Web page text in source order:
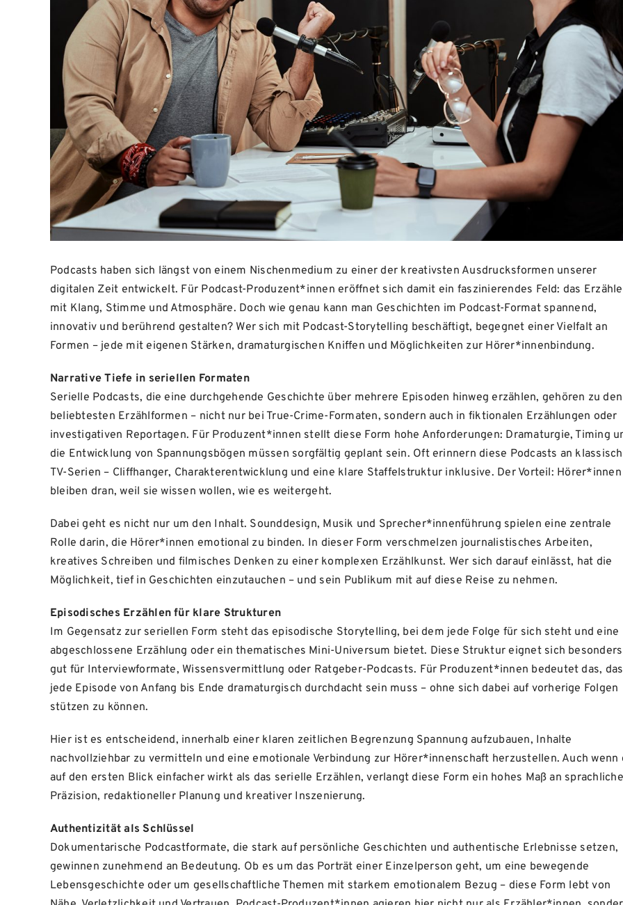
Podcasts haben sich längst von einem Nischenmedium zu einer der kreativsten Ausdrucksformen unserer
digitalen Zeit entwickelt. Für Podcast-Produzent*innen eröffnet sich damit ein faszinierendes Feld: das
mit Klang, Stimme und Atmosphäre. Doch wie genau kann man Geschichten im Podcast-Format spannend,
innovativ und berührend gestalten? Wer sich mit Podcast-Storytelling beschäftigt, begegnet einer Vielfalt an
Formen – jede mit eigenen Stärken, dramaturgischen Kniffen und Möglichkeiten zur Hörer*innenbindung.
Narrative Tiefe in seriellen Formaten
Serielle Podcasts, die eine durchgehende Geschichte über mehrere Episoden hinweg erzählen, gehören zu den
beliebtesten Erzählformen – nicht nur bei True-Crime-Formaten, sondern auch in fiktionalen Erzählungen oder
investigativen Reportagen. Für Produzent*innen stellt diese Form hohe Anforderungen: Dramaturgie, Timing
die Entwicklung von Spannungsbögen müssen sorgfältig geplant sein. Oft erinnern diese Podcasts an
TV-Serien – Cliffhanger, Charakterentwicklung und eine klare Staffelstruktur inklusive. Der Vorteil: Hörer*innen
bleiben dran, weil sie wissen wollen, wie es weitergeht.
Dabei geht es nicht nur um den Inhalt. Sounddesign, Musik und Sprecher*innenführung spielen eine zentrale
Rolle darin, die Hörer*innen emotional zu binden. In dieser Form verschmelzen journalistisches Arbeiten,
kreatives Schreiben und filmisches Denken zu einer komplexen Erzählkunst. Wer sich darauf einlässt, hat die
Möglichkeit, tief in Geschichten einzutauchen – und sein Publikum mit auf diese Reise zu nehmen.
Episodisches Erzählen für klare Strukturen
Im Gegensatz zur seriellen Form steht das episodische Storytelling, bei dem jede Folge für sich steht und eine
abgeschlossene Erzählung oder ein thematisches Mini-Universum bietet. Diese Struktur eignet sich besonders
gut für Interviewformate, Wissensvermittlung oder Ratgeber-Podcasts. Für Produzent*innen bedeutet das,
jede Episode von Anfang bis Ende dramaturgisch durchdacht sein muss – ohne sich dabei auf vorherige Folgen
stützen zu können.
Hier ist es entscheidend, innerhalb einer klaren zeitlichen Begrenzung Spannung aufzubauen, Inhalte
nachvollziehbar zu vermitteln und eine emotionale Verbindung zur Hörer*innenschaft herzustellen. Auch wenn
auf den ersten Blick einfacher wirkt als das serielle Erzählen, verlangt diese Form ein hohes Maß an
Präzision, redaktioneller Planung und kreativer Inszenierung.
Authentizität als Schlüssel
Dokumentarische Podcastformate, die stark auf persönliche Geschichten und authentische Erlebnisse setzen,
gewinnen zunehmend an Bedeutung. Ob es um das Porträt einer Einzelperson geht, um eine bewegende
Lebensgeschichte oder um gesellschaftliche Themen mit starkem emotionalem Bezug – diese Form lebt von